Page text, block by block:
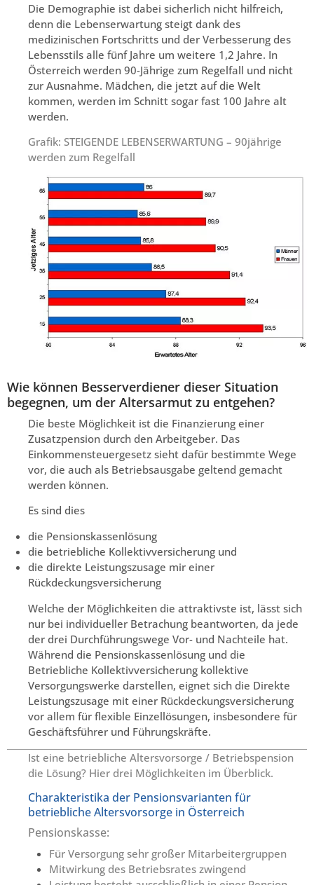
Die Demographie ist dabei sicherlich nicht hilfreich,
denn die Lebenserwartung steigt dank des
medizinischen Fortschritts und der Verbesserung des
Lebensstils alle fünf Jahre um weitere 1,2 Jahre. In
Österreich werden 90-Jährige zum Regelfall und nicht
zur Ausnahme. Mädchen, die jetzt auf die Welt
kommen, werden im Schnitt sogar fast 100 Jahre alt
werden.
Grafik: STEIGENDE LEBENSERWARTUNG – 90jährige
werden zum Regelfall
Wie können Besserverdiener dieser Situation
begegnen, um der Altersarmut zu entgehen?
Die beste Möglichkeit ist die Finanzierung einer
Zusatzpension durch den Arbeitgeber. Das
Einkommensteuergesetz sieht dafür bestimmte Wege
vor, die auch als Betriebsausgabe geltend gemacht
werden können.
Es sind dies
die Pensionskassenlösung
die betriebliche Kollektivversicherung und
die direkte Leistungszusage mir einer
Rückdeckungsversicherung
Welche der Möglichkeiten die attraktivste ist, lässt sich
nur bei individueller Betrachung beantworten, da jede
der drei Durchführungswege Vor- und Nachteile hat.
Während die Pensionskassenlösung und die
Betriebliche Kollektivversicherung kollektive
Versorgungswerke darstellen, eignet sich die Direkte
Leistungszusage mit einer Rückdeckungsversicherung
vor allem für flexible Einzellösungen, insbesondere für
Geschäftsführer und Führungskräfte.
Ist eine betriebliche Altersvorsorge / Betriebspension
die Lösung? Hier drei Möglichkeiten im Überblick.
Charakteristika der Pensionsvarianten für
betriebliche Altersvorsorge in Österreich
Pensionskasse:
Für Versorgung sehr großer Mitarbeitergruppen
Mitwirkung des Betriebsrates zwingend